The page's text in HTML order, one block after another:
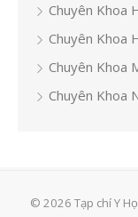
Chuyên Khoa
Chuyên Khoa
Chuyên Khoa
Chuyên Khoa
© 2026 Tạp chí Y